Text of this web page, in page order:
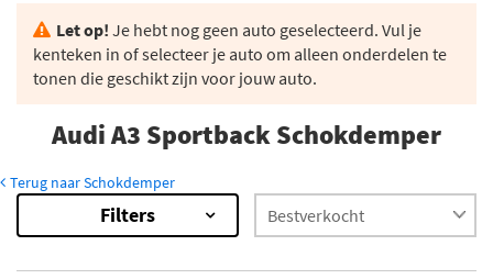
Let op! Je hebt nog geen auto geselecteerd. Vul je
kenteken in of selecteer je auto om alleen onderdelen te
tonen die geschikt zijn voor jouw auto.
Audi A3 Sportback Schokdemper
Terug naar Schokdemper
Resultaten
×
Filters